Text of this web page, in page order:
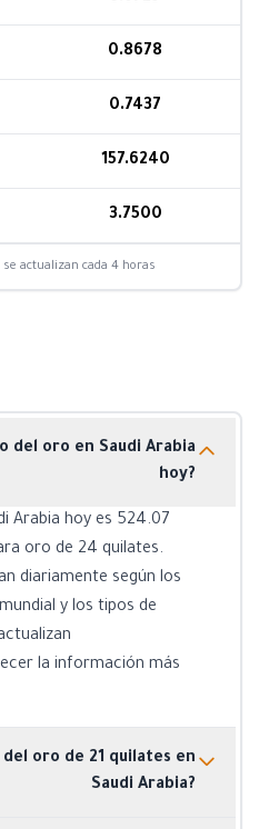
0.8678
0.7437
157.6240
3.7500
actualizan cada 4 horas
del oro en Saudi Arabia
hoy?
Arabia hoy es 524.07
oro de 24 quilates.
diariamente según los
y los tipos de
la información más
del oro de 21 quilates en
Saudi Arabia?